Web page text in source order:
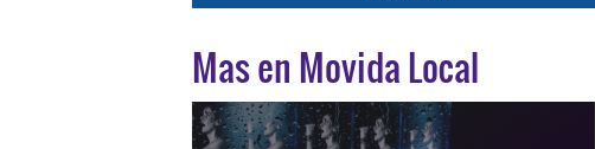
Mas en Movida Local